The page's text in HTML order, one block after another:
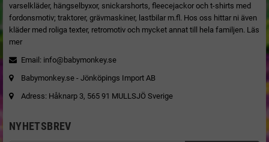
varselkläder, hängselbyxor, snickarshorts, fleecejackor och t-shirts med
fordonsmotiv; traktorer, grävmaskiner, lastbilar m.fl. Hos oss hittar ni även
kläder med roliga texter, retromotiv och mycket annat till hela familjen. Läs
mer
Email: info@babymonkey.se
Babymonkey.se - Jönköpings Import AB
Adress: Håknarp 3, 565 91 MULLSJÖ Sverige
NYHETSBREV